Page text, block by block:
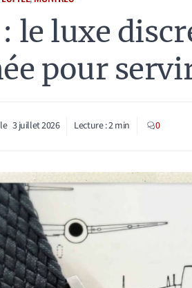
: le luxe
pour
3 juillet 2026 Lecture :2min 0